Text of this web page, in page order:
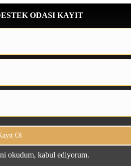
ODASI KAYIT
ni okudum, kabul ediyorum.